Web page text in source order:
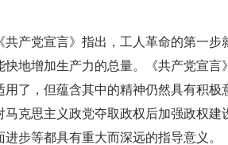
产党宣言》指出，工人革命的第一步
地增加生产力的总量。《共产党宣言
了，但蕴含其中的精神仍然具有积极
克思主义政党夺取政权后加强政权建
步等都具有重大而深远的指导意义。